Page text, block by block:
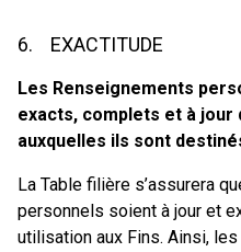
6. EXACTITUDE
Les Renseignements
exacts, complets et à jour
auxquelles ils sont
La Table filière s’assurera
personnels soient à jour et
utilisation aux Fins. Ainsi,